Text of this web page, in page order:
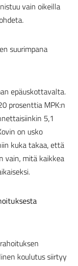
vain oikeilla
suurimpana
epäuskottavalta.
prosenttia MPK:n
5,1
on usko
kuka takaa, että
vain, mitä kaikkea
koulutus siirtyy